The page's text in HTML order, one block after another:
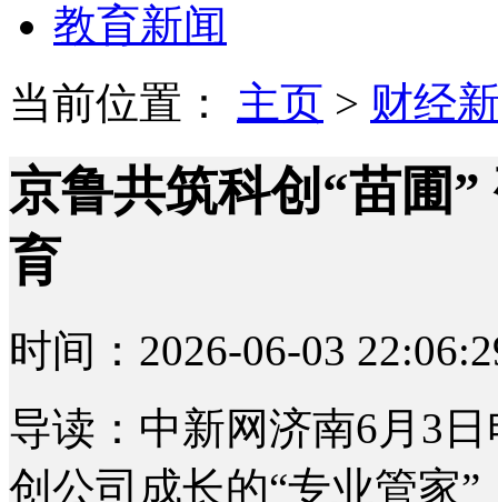
教育新闻
当前位置： 主页 > 财经
京鲁共筑科创“苗圃
育
时间：2026-06-03
导读：中新网济南6月3
创公司成长的“专业管家